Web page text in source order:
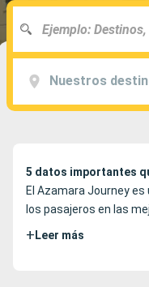
Nuestros
5 datos importantes
El Azamara Journey
los pasajeros en las
+ Leer más